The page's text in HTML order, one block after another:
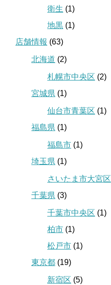
衛生 (1)
地黒 (1)
店舗情報 (63)
北海道 (2)
札幌市中央区 (2)
宮城県 (1)
仙台市青葉区 (1)
福島県 (1)
福島市 (1)
埼玉県 (1)
さいたま市大宮区
千葉県 (3)
千葉市中央区 (1)
柏市 (1)
松戸市 (1)
東京都 (19)
新宿区 (5)